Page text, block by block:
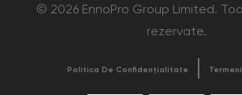
© 2026 EnnoPro Group Limited.
rezervate.
Politica De Confidențialitate